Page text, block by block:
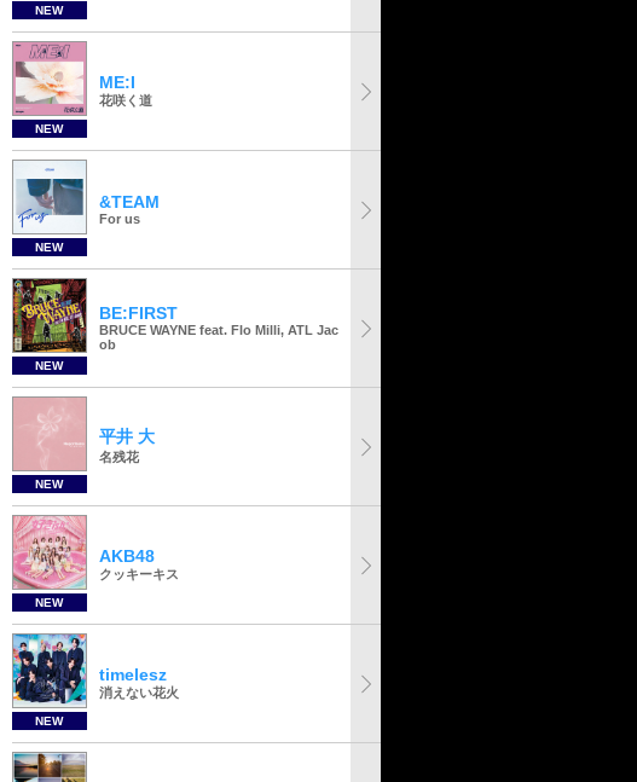
NEW
NEW
ME:I
花咲く道
NEW
&TEAM
For us
NEW
BE:FIRST
BRUCE WAYNE feat. Flo Milli, ATL Jac
ob
NEW
平井 大
名残花
NEW
AKB48
クッキーキス
NEW
timelesz
消えない花火